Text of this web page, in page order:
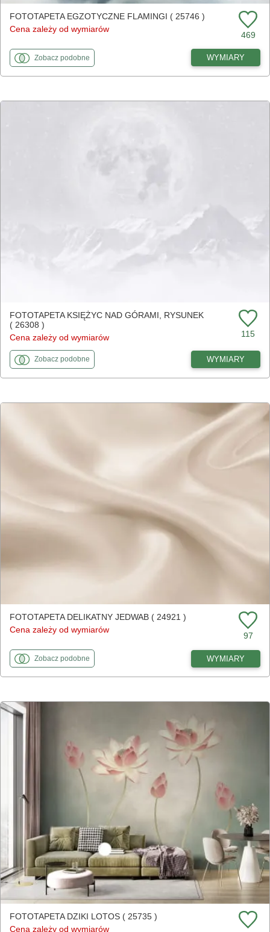
FOTOTAPETA EGZOTYCZNE FLAMINGI ( 25746 )
Cena zależy od wymiarów
469
Zobaczfototapety
podobnedo Egzotyczne flamingi WYMIARY
FOTOTAPETA KSIĘŻYC NAD GÓRAMI, RYSUNEK
( 26308 )
Cena zależy od wymiarów
115
Zobaczfototapety
podobnedo Księżyc nad górami, rysunek WYMIARY
FOTOTAPETA DELIKATNY JEDWAB ( 24921 )
Cena zależy od wymiarów
97
Zobaczfototapety
podobnedo Delikatny jedwab WYMIARY
FOTOTAPETA DZIKI LOTOS ( 25735 )
Cena zależy od wymiarów